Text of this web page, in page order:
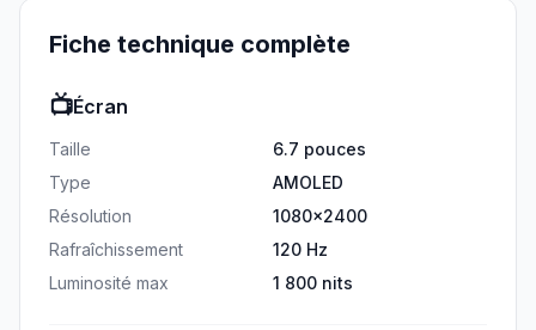
Fiche technique complète
📺Écran
Taille
6.7 pouces
Type
AMOLED
Résolution
1080x2400
Rafraîchissement
120 Hz
Luminosité max
1 800 nits